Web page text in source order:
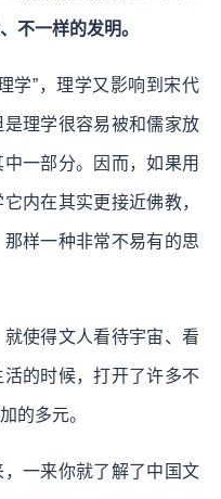
不一样的发明。
学”，理学又影响到宋代
理学很容易被和儒家放
一部分。因而，如果用
内在其实更接近佛教，
样一种非常不易有的思
使得文人看待宇宙、看
的时候，打开了许多不
的多元。
一来你就了解了中国文